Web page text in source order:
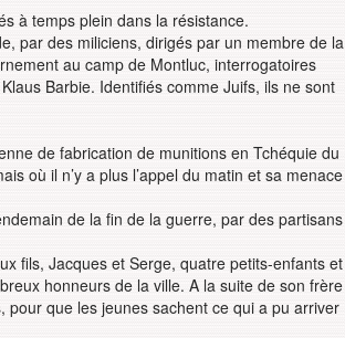
à temps plein dans la résistance.
par des miliciens, dirigés par un membre de la
au camp de Montluc, interrogatoires
Barbie. Identifiés comme Juifs, ils ne sont
de fabrication de munitions en Tchéquie du
où il n’y a plus l’appel du matin et sa menace
de la fin de la guerre, par des partisans
fils, Jacques et Serge, quatre petits-enfants et
honneurs de la ville. A la suite de son frère
pour que les jeunes sachent ce qui a pu arriver